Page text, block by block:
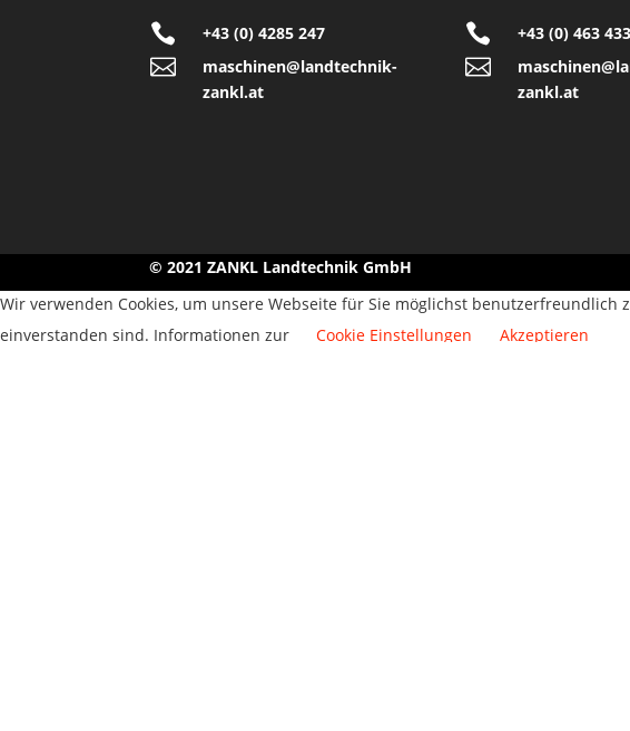
 +43 (0) 4285 247

maschinen@landtechnik-
zankl.at
 +43 (0) 463

zankl.at
© 2021 ZANKL Landtechnik GmbH
Wir verwenden Cookies, um unsere Webseite für Sie möglichst
einverstanden sind. Informationen zur
Cookie Einstellungen Akzeptieren